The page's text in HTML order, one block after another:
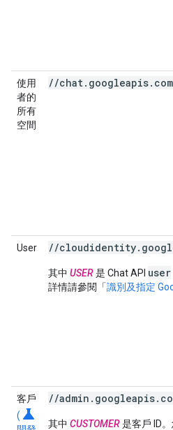
使用
者的
所有
空間
//
User //
其中 USER是 Chat API user
詳情請參閱「識別及指定
客戶
( science
//
其中 CUSTOMER是客戶 ID